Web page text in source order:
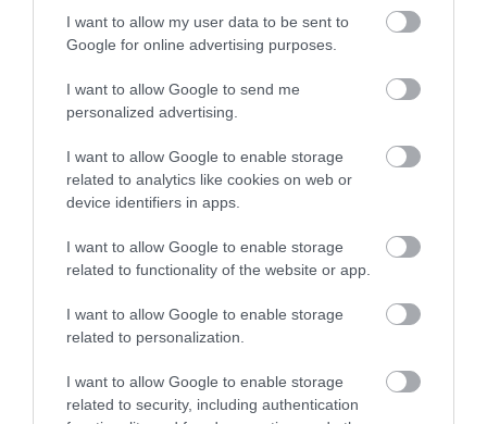
I want to allow my user data to be sent to
Google for online advertising purposes.
I want to allow Google to send me
personalized advertising.
I want to allow Google to enable storage
related to analytics like cookies on web or
device identifiers in apps.
I want to allow Google to enable storage
related to functionality of the website or app.
I want to allow Google to enable storage
related to personalization.
I want to allow Google to enable storage
related to security, including authentication
MINDHÁROM ÜTEMBEN DOLGOZNAK A 25-
ÖS FŐÚTON EGERBEN
HALMENTÉS SZARVASKŐNÉL: ŐSHONOS
ÉS VÉDETT HALAKAT MENTETT...
Környék ügye
ZÁPOROK, ZIVATAROK KIALAKULHATNAK
2026. augusztus 07|Mindenki ügye